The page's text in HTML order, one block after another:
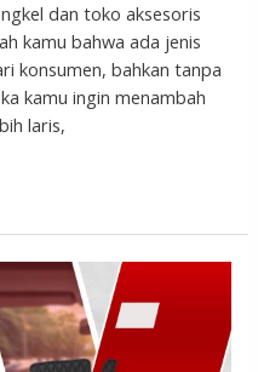
dan toko aksesoris
kamu bahwa ada jenis
konsumen, bahkan tanpa
kamu ingin menambah
laris,